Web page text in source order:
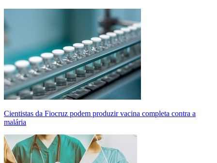
Cientistas da Fiocruz podem produzir vacina completa contra a
malária